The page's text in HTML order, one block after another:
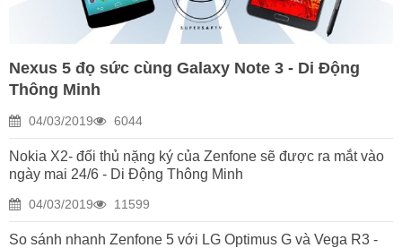
Nexus 5 đọ sức cùng Galaxy Note 3 - Di Động
Thông Minh
04/03/2019 6044
Nokia X2- đối thủ nặng ký của Zenfone sẽ được ra mắt vào
ngày mai 24/6 - Di Động Thông Minh
04/03/2019 11599
So sánh nhanh Zenfone 5 với LG Optimus G và Vega R3 -